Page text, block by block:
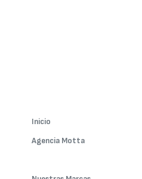
Inicio
Agencia Motta